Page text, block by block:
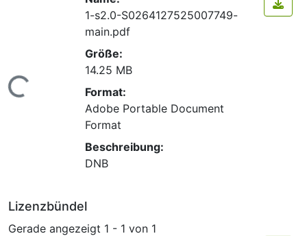
Lade...
1-s2.0-S0264127525007749-
main.pdf
Größe:
14.25 MB
Format:
Adobe Portable Document
Format
Beschreibung:
DNB
Lizenzbündel
Gerade angezeigt 1 - 1 von 1